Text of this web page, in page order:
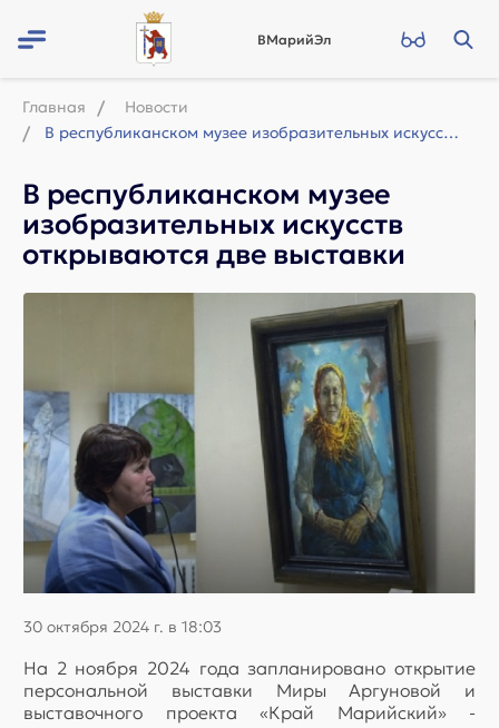
ВМарийЭл
Главная
Новости
В республиканском музее изобразительных искусств открываются две выставки
В республиканском музее
изобразительных искусств
открываются две выставки
30 октября 2024 г. в 18:03
На 2 ноября 2024 года запланировано открытие
персональной выставки Миры Аргуновой и
выставочного проекта «Край Марийский» -